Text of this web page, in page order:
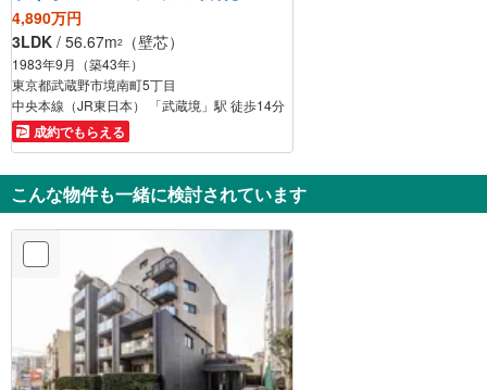
4,890万円
3LDK / 56.67m2 （壁芯）
1983年9月（築43年）
東京都武蔵野市境南町5丁目
中央本線（JR東日本） 「武蔵境」駅 徒歩14分
成約でもらえる
こんな物件も一緒に検討されています